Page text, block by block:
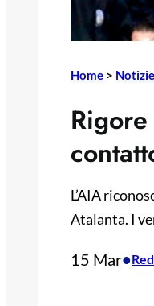
Home >
L’AIA
Atalanta. I
15 Mar•